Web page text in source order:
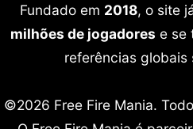
Fundado em 2018, o site
milhões de jogadores e se
referências globais
©2026 Free Fire Mania.